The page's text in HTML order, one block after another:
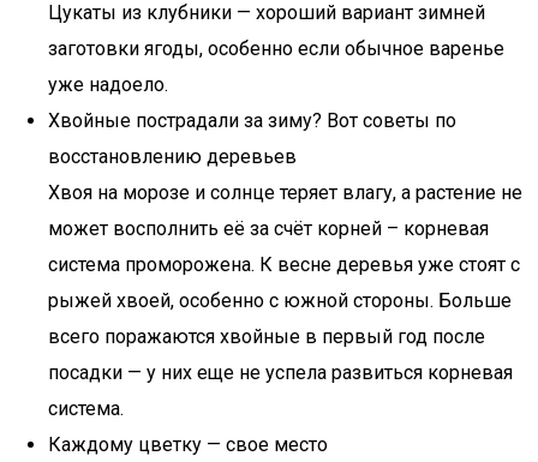
Цукаты из клубники — хороший вариант зимней
заготовки ягоды, особенно если обычное варенье
уже надоело.
Хвойные пострадали за зиму? Вот советы по
восстановлению деревьев
Хвоя на морозе и солнце теряет влагу, а растение не
может восполнить её за счёт корней – корневая
система проморожена. К весне деревья уже стоят с
рыжей хвоей, особенно с южной стороны. Больше
всего поражаются хвойные в первый год после
посадки — у них еще не успела развиться корневая
система.
Каждому цветку — свое место